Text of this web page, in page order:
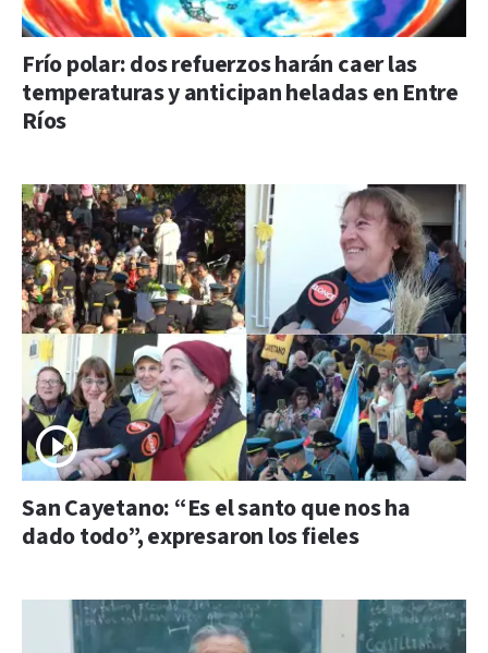
Frío polar: dos refuerzos harán caer las
temperaturas y anticipan heladas en Entre
Ríos
San Cayetano: “Es el santo que nos ha
dado todo”, expresaron los fieles